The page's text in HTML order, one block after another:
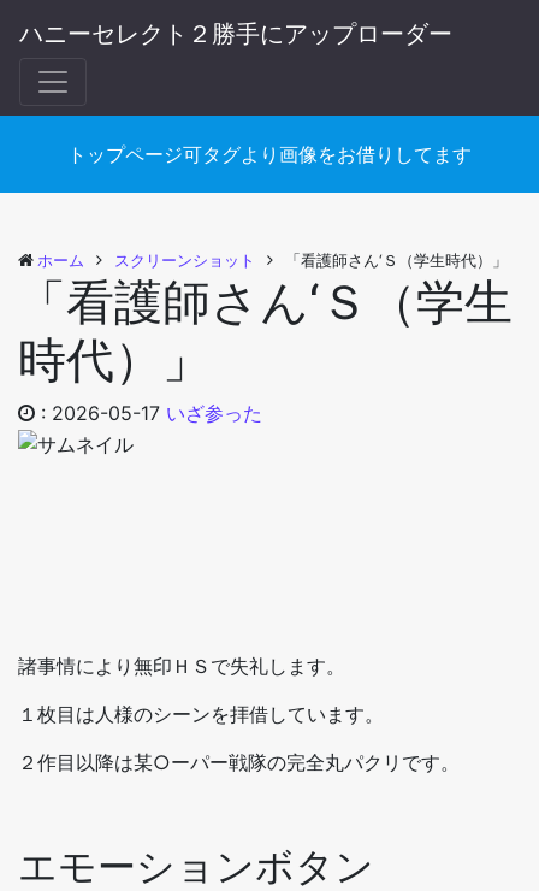
ハニーセレクト２勝手にアップローダー
トップページ可タグより画像をお借りしてます
ホーム スクリーンショット 「看護師さん‘Ｓ（学生時代）」
「看護師さん‘Ｓ（学生
時代）」
: 2026-05-17 いざ参った
諸事情により無印ＨＳで失礼します。
１枚目は人様のシーンを拝借しています。
２作目以降は某○ーパー戦隊の完全丸パクリです。
エモーションボタン